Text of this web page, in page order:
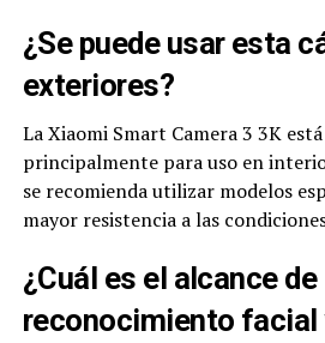
¿Se puede usar esta
exteriores?
La Xiaomi Smart Camera 3 3K
principalmente para uso en
se recomienda utilizar modelos
mayor resistencia a las
¿Cuál es el alcance de
reconocimiento facial